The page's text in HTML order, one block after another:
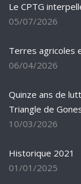
Le CPTG
05/07/2026
Terres agricoles
06/04/2026
Quinze ans de
Triangle de
10/03/2026
Historique 2021
01/01/2025